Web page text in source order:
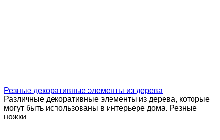
Резные декоративные элементы из дерева
Различные декоративные элементы из дерева, которые
могут быть использованы в интерьере дома. Резные
ножки